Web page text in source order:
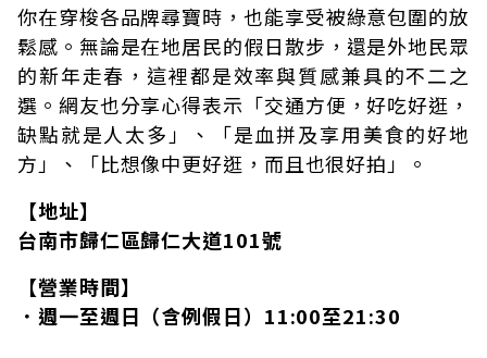
你在穿梭各品牌尋寶時，也能享受被綠意包圍的放
鬆感。無論是在地居民的假日散步，還是外地民眾
的新年走春，這裡都是效率與質感兼具的不二之
選。網友也分享心得表示「交通方便，好吃好逛，
缺點就是人太多」、「是血拼及享用美食的好地
方」、「比想像中更好逛，而且也很好拍」。
【地址】
台南市歸仁區歸仁大道101號
【營業時間】
．週一至週日（含例假日）11:00至21:30